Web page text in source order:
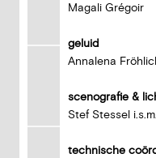
Magali Grégoir
geluid
Annalena
scenografie &
Stef Stessel
technische